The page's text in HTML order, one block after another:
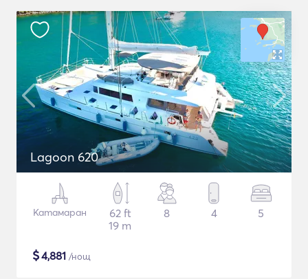
Lagoon 620
Катамаран
62 ft
19 m
8 4 5
$4,881 /нощ